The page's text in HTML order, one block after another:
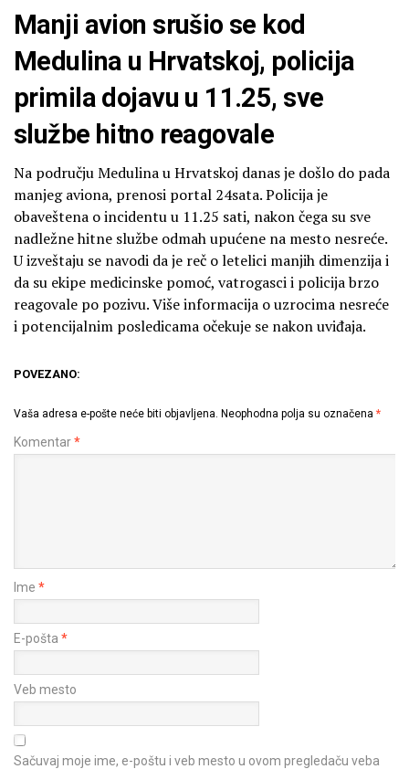
Manji avion srušio se kod
Medulina u Hrvatskoj, policija
primila dojavu u 11.25, sve
službe hitno reagovale
Na području Medulina u Hrvatskoj danas je došlo do pada
manjeg aviona, prenosi portal 24sata. Policija je
obaveštena o incidentu u 11.25 sati, nakon čega su sve
nadležne hitne službe odmah upućene na mesto nesreće.
U izveštaju se navodi da je reč o letelici manjih dimenzija i
da su ekipe medicinske pomoć, vatrogasci i policija brzo
reagovale po pozivu. Više informacija o uzrocima nesreće
i potencijalnim posledicama očekuje se nakon uviđaja.
POVEZANO:
Vaša adresa e-pošte neće biti objavljena. Neophodna polja su označena *
Komentar*
Ime *
E-pošta *
Veb mesto
Sačuvaj moje ime, e-poštu i veb mesto u ovom pregledaču veba